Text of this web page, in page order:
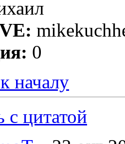
0
началу
с цитатой